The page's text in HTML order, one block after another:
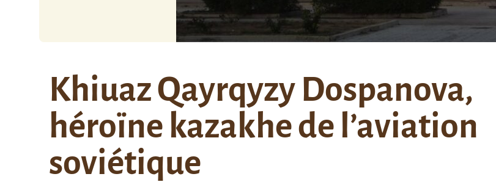
Khiuaz Qayrqyzy Dospanova,
héroïne kazakhe de l’aviation
soviétique